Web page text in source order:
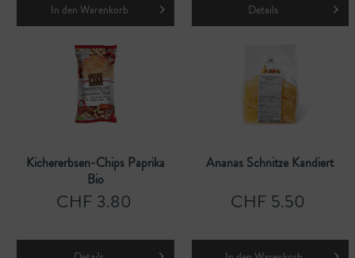
In den Warenkorb Details
Kichererbsen-Chips Paprika
Bio
CHF 3.80
Ananas Schnitze Kandiert
CHF 5.50